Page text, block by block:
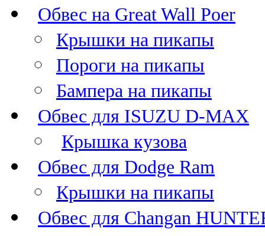
Обвес на Great Wall Poer
Крышки на пикапы
Пороги на пикапы
Бампера на пикапы
Обвес для ISUZU D-MAX
Крышка кузова
Обвес для Dodge Ram
Крышки на пикапы
Обвес для Changan